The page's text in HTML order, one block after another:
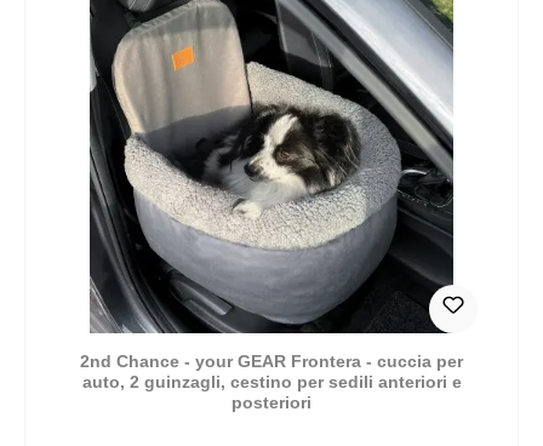
2nd Chance - your GEAR Frontera - cuccia per
auto, 2 guinzagli, cestino per sedili anteriori e
posteriori